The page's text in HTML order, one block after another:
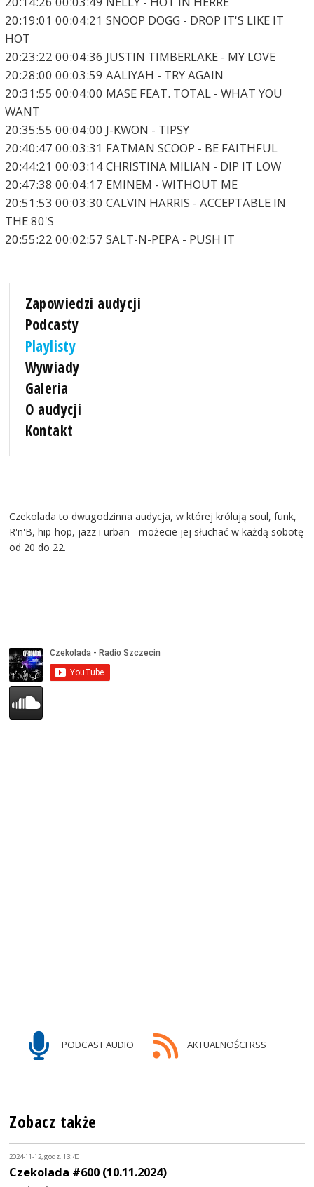
20:19:01 00:04:21 SNOOP DOGG - DROP IT'S LIKE IT
HOT
20:23:22 00:04:36 JUSTIN TIMBERLAKE - MY LOVE
20:28:00 00:03:59 AALIYAH - TRY AGAIN
20:31:55 00:04:00 MASE FEAT. TOTAL - WHAT YOU
WANT
20:35:55 00:04:00 J-KWON - TIPSY
20:40:47 00:03:31 FATMAN SCOOP - BE FAITHFUL
20:44:21 00:03:14 CHRISTINA MILIAN - DIP IT LOW
20:47:38 00:04:17 EMINEM - WITHOUT ME
20:51:53 00:03:30 CALVIN HARRIS - ACCEPTABLE IN
THE 80'S
20:55:22 00:02:57 SALT-N-PEPA - PUSH IT
Zapowiedzi audycji
Podcasty
Playlisty
Wywiady
Galeria
O audycji
Kontakt
Czekolada to dwugodzinna audycja, w której królują soul, funk,
R'n'B, hip-hop, jazz i urban - możecie jej słuchać w każdą sobotę
od 20 do 22.
PODCAST AUDIO AKTUALNOŚCI RSS
Zobacz także
2024-11-12, godz. 13:40
Czekolada #600 (10.11.2024)